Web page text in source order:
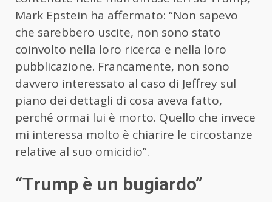
Mark Epstein ha affermato: “Non sapevo
che sarebbero uscite, non sono stato
coinvolto nella loro ricerca e nella loro
pubblicazione. Francamente, non sono
davvero interessato al caso di Jeffrey sul
piano dei dettagli di cosa aveva fatto,
perché ormai lui è morto. Quello che invece
mi interessa molto è chiarire le circostanze
relative al suo omicidio”.
“Trump è un bugiardo”